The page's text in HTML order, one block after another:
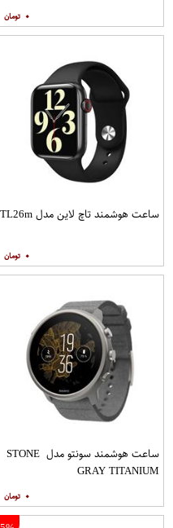
۰
ساعت هوشمند تاچ لاین مدل TL26m
۰
ساعت هوشمند سونتو مدل STONE
GRAY TITANIUM
۰